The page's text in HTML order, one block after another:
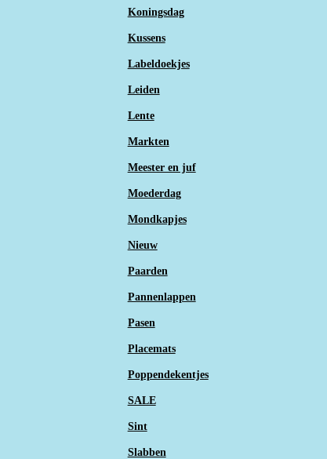
Koningsdag
Kussens
Labeldoekjes
Leiden
Lente
Markten
Meester en juf
Moederdag
Mondkapjes
Nieuw
Paarden
Pannenlappen
Pasen
Placemats
Poppendekentjes
SALE
Sint
Slabben